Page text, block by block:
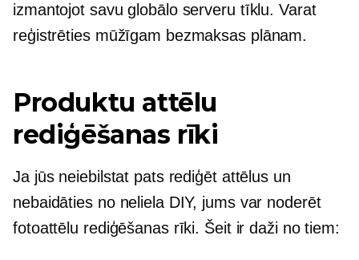
izmantojot savu globālo serveru tīklu. Varat
reģistrēties mūžīgam bezmaksas plānam.
Produktu attēlu
rediģēšanas rīki
Ja jūs neiebilstat pats rediģēt attēlus un
nebaidāties no neliela DIY, jums var noderēt
fotoattēlu rediģēšanas rīki. Šeit ir daži no tiem: